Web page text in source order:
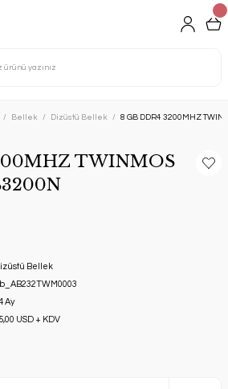
Bellek Dizüstü Bellek 8 GB DDR4 3200MHZ
TWINMOS
Bellek
Ay
USD + KDV